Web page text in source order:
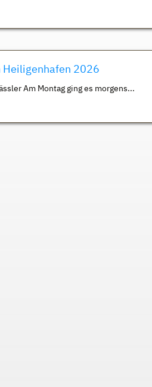
2026
Am Montag ging es morgens...